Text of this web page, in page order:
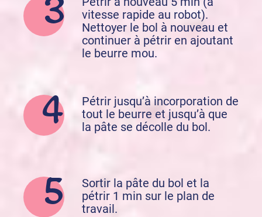
vitesse rapide au robot).
Nettoyer le bol à nouveau et
continuer à pétrir en ajoutant
le beurre mou.
Pétrir jusqu’à incorporation de
tout le beurre et jusqu’à que
la pâte se décolle du bol.
Sortir la pâte du bol et la
pétrir 1 min sur le plan de
travail.